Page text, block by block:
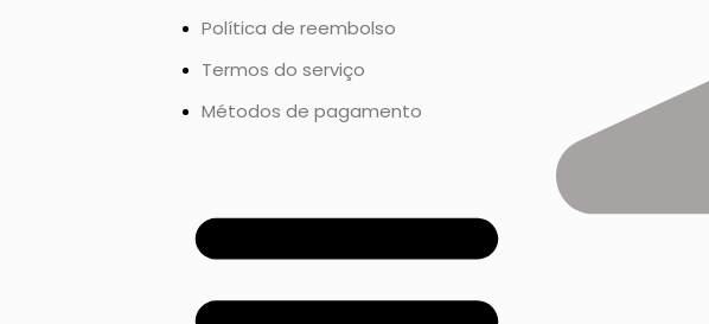
Política de reembolso
Termos do serviço
Métodos de pagamento